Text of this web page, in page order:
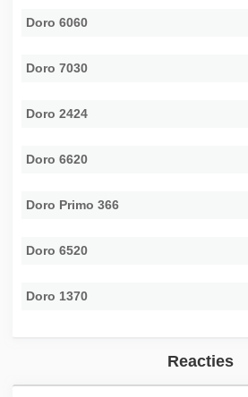
Doro 6060
Doro 7030
Doro 2424
Doro 6620
Doro Primo 366
Doro 6520
Doro 1370
Reacties